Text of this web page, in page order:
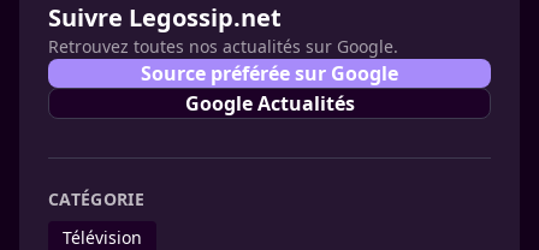
Suivre Legossip.net
Retrouvez toutes nos actualités sur Google.
Source préférée sur Google
Google Actualités
CATÉGORIE
Télévision